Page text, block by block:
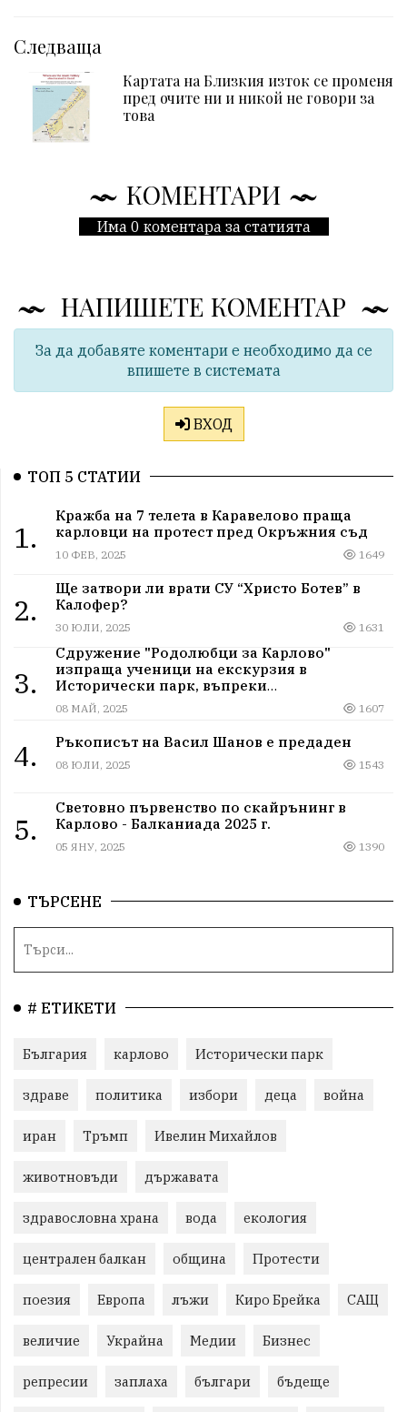
Следваща
Картата на Близкия изток се променя
пред очите ни и никой не говори за
това
КОМЕНТАРИ
Има 0 коментара за статията
НАПИШЕТЕ КОМЕНТАР
За да добавяте коментари е необходимо да се
впишете в системата
ВХОД
ТОП 5 СТАТИИ
1.
Кражба на 7 телета в Каравелово праща
карловци на протест пред Окръжния съд
10 ФЕВ, 2025 1649
2.
Ще затвори ли врати СУ “Христо Ботев” в
Калофер?
30 ЮЛИ, 2025 1631
3.
Сдружение "Родолюбци за Карлово"
изпраща ученици на екскурзия в
Исторически парк, въпреки
дискриминацията
08 МАЙ, 2025 1607
4. Ръкописът на Васил Шанов е предаден
08 ЮЛИ, 2025 1543
5.
Световно първенство по скайрънинг в
Карлово - Балканиада 2025 г.
05 ЯНУ, 2025 1390
ТЪРСЕНЕ
# ЕТИКЕТИ
България карлово Исторически парк
здраве политика избори деца война
иран Тръмп Ивелин Михайлов
животновъди държавата
здравословна храна вода екология
централен балкан община Протести
поезия Европа лъжи Киро Брейка САЩ
величие Украйна Медии Бизнес
репресии заплаха българи бъдеще